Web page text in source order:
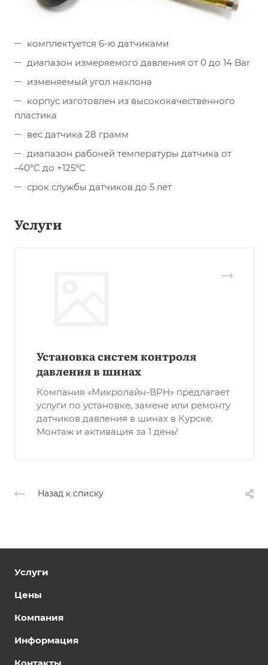
комплектуется 6-ю датчиками
диапазон измеряемого давления от 0 до 14 Bar
изменяемый угол наклона
корпус изготовлен из высококачественного
пластика
вес датчика 28 грамм
диапазон рабочей температуры датчика от
-40°С до +125°С
срок службы датчиков до 5 лет
Услуги
Установка систем контроля
давления в шинах
Компания «Микролайн-ВРН» предлагает
услуги по установке, замене или ремонту
датчиков давления в шинах в Курске.
Монтаж и активация за 1 день!
Назад к списку
Услуги
Цены
Компания
Информация